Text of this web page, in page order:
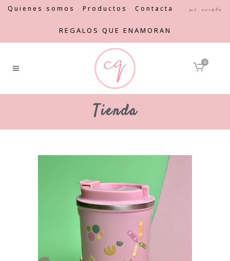
Quienes somos Productos Contacta Mi cuenta
REGALOS QUE ENAMORAN
0
Tienda